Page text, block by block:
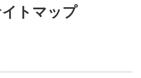
トマップ